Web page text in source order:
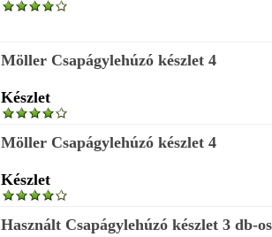
Möller Csapágylehúzó készlet 4
Készlet
Möller Csapágylehúzó készlet 4
Készlet
Használt Csapágylehúzó készlet 3 db-os